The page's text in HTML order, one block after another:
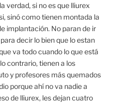
verdad, si no es que lliurex
sinó como tienen montada la
implantación. No paran de ir
decir lo bien que lo estan
va todo cuando lo que está
contrario, tienen a los
y profesores más quemados
porque ahí no va nadie a
de lliurex, les dejan cuatro